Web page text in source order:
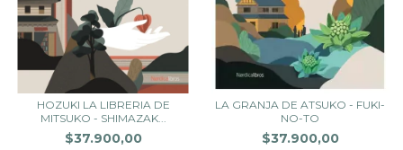
HOZUKI LA LIBRERIA DE
MITSUKO - SHIMAZAK...
$37.900,00
LA GRANJA DE ATSUKO - FUKI-
NO-TO
$37.900,00